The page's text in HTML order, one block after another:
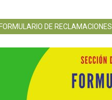
DE RECLAMACIONES